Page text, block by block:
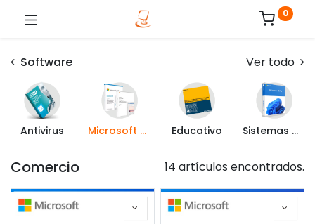
0
Software Ver todo
Antivirus Microsoft Office Educativo Sistemas Operativos
Comercio 14 artículos encontrados.